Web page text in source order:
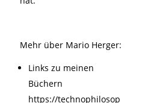
Mehr über Mario Herger:
Links zu meinen
Büchern
https://technophilosop